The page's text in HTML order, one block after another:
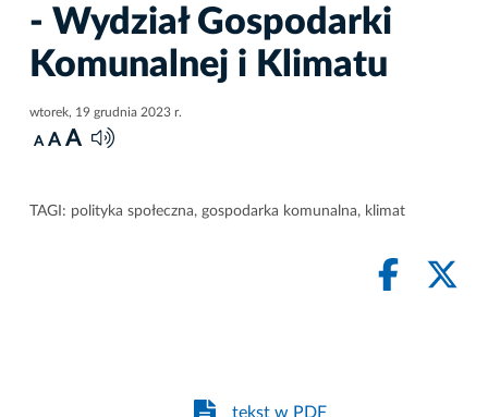
- Wydział Gospodarki
Komunalnej i Klimatu
wtorek, 19 grudnia 2023 r.
A A A
TAGI: polityka społeczna, gospodarka komunalna, klimat
tekst w PDF